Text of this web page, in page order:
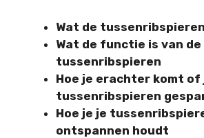
Wat de
Wat de functie is van de
tussenribspieren
Hoe je erachter komt of
tussenribspieren
Hoe je je
ontspannen houdt